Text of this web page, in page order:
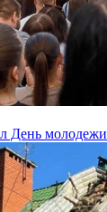
День молодежи